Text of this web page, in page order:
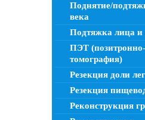
Поднятие/
века
Подтяжка лица
ПЭТ
томография)
Резекция доли
Резекция
Реконструкция